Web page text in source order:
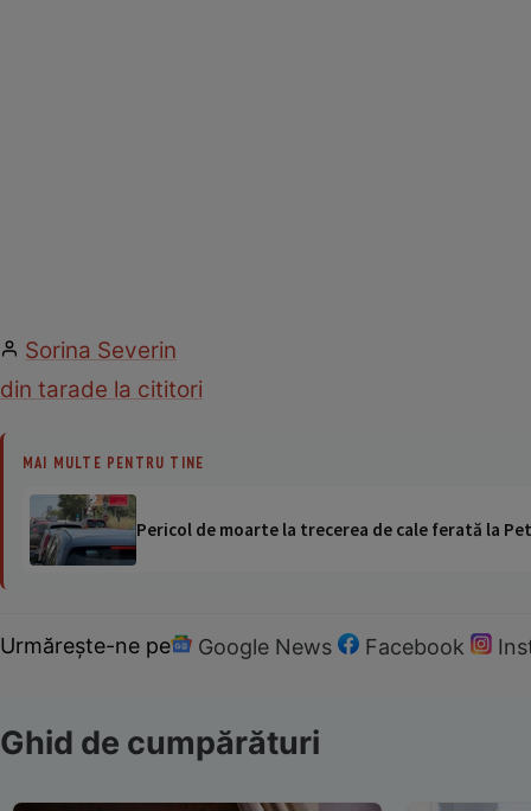
Sorina Severin
din tarade la cititori
MAI MULTE PENTRU TINE
Pericol de moarte la trecerea de cale ferată la
Urmărește-ne pe Google News Facebook
Ghid de cumpărături